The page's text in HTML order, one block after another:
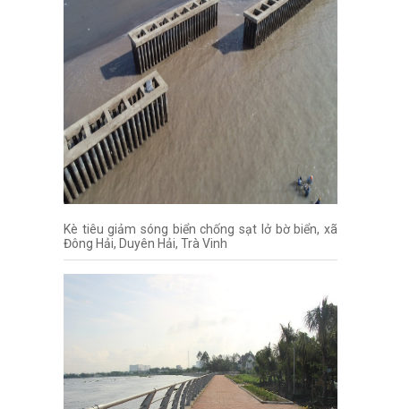
Kè tiêu giảm sóng biển chống sạt lở bờ biển, xã
Đông Hải, Duyên Hải, Trà Vinh